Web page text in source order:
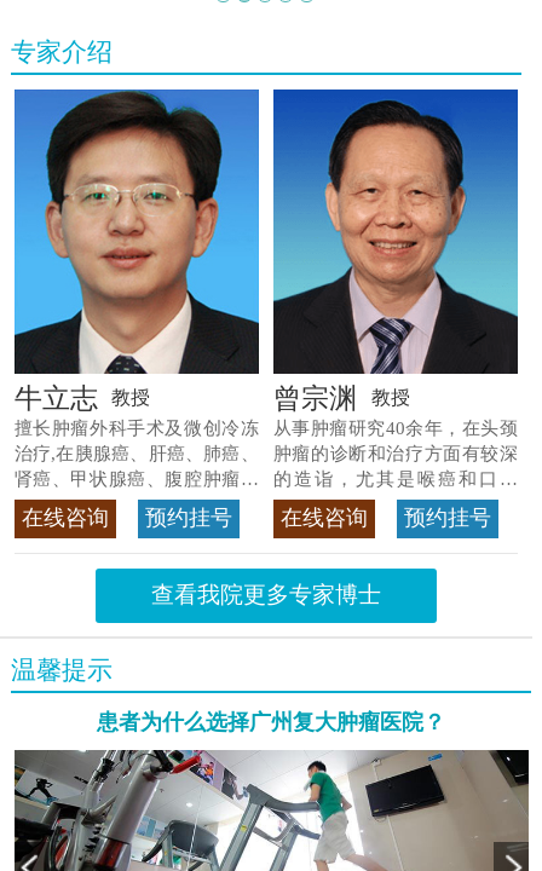
专家介绍
牛立志 教授
擅长肿瘤外科手术及微创冷冻
治疗,在胰腺癌、肝癌、肺癌、
肾癌、甲状腺癌、腹腔肿瘤等
>>查看专家详情
在线咨询 预约挂号
曾宗渊 教授
从事肿瘤研究40余年，在头颈
肿瘤的诊断和治疗方面有较深
的造诣，尤其是喉癌和口腔
癌，迄今仍是广东喉癌单病种
首席专家 >>查看专家详情
在线咨询 预约挂号
查看我院更多专家博士
温馨提示
患者为什么选择广州复大肿瘤医院？